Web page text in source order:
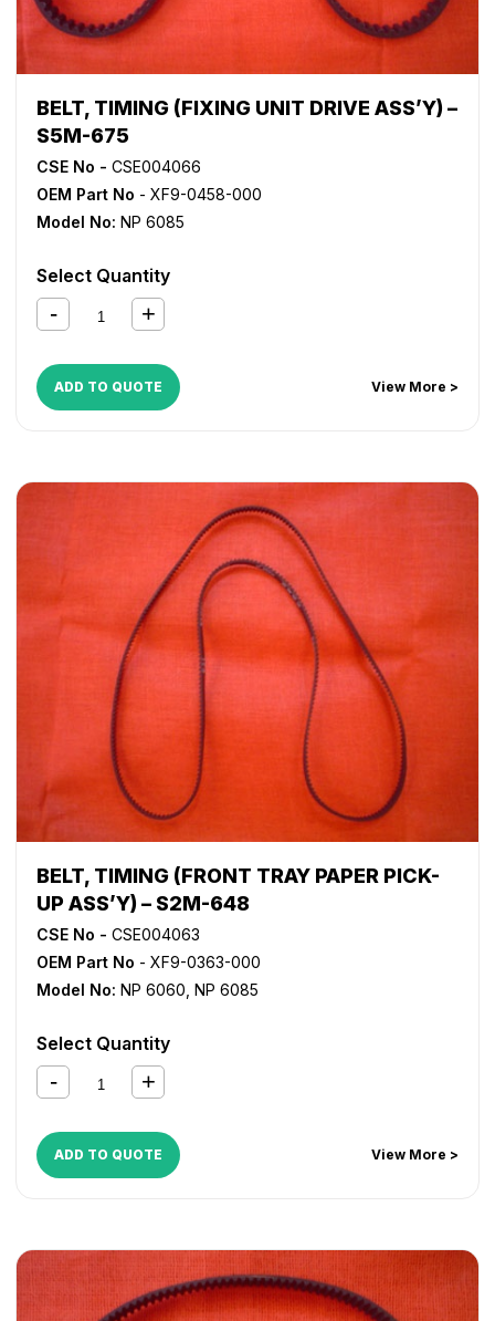
BELT, TIMING (FIXING UNIT DRIVE ASS’Y) –
S5M-675
CSE No - CSE004066
OEM Part No - XF9-0458-000
Model No: NP 6085
Select Quantity
ADD TO QUOTE View More >
BELT, TIMING (FRONT TRAY PAPER PICK-
UP ASS’Y) – S2M-648
CSE No - CSE004063
OEM Part No - XF9-0363-000
Model No: NP 6060 NP 6085
Select Quantity
ADD TO QUOTE View More >